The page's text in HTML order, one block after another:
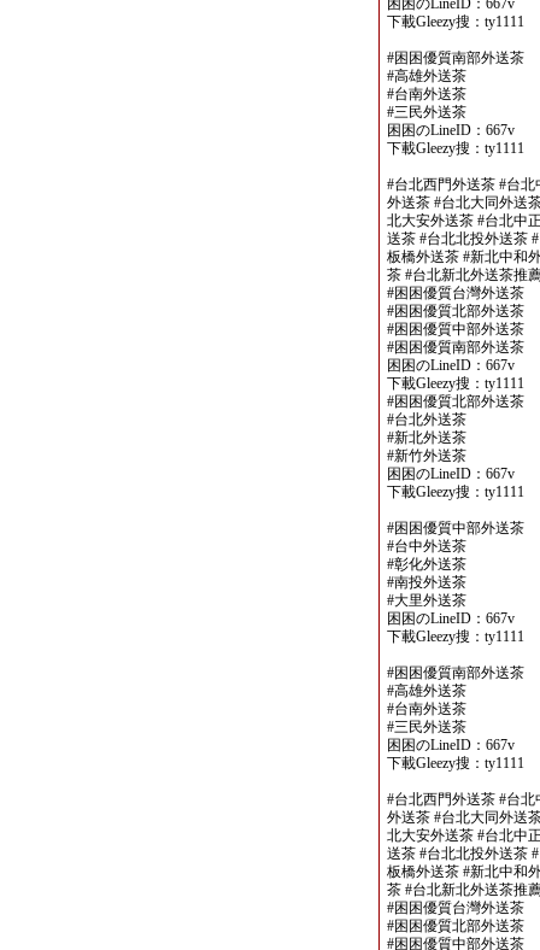
困困のLineID：667v
下載Gleezy搜：ty1111
#困困優質南部外送茶
#高雄外送茶
#台南外送茶
#三民外送茶
困困のLineID：667v
下載Gleezy搜：ty1111
#台北西門外送茶 #台
外送茶 #台北大同外送
北大安外送茶 #台北中
送茶 #台北北投外送茶
板橋外送茶 #新北中和
茶 #台北新北外送茶推
#困困優質台灣外送茶
#困困優質北部外送茶
#困困優質中部外送茶
#困困優質南部外送茶
困困のLineID：667v
下載Gleezy搜：ty1111
#困困優質北部外送茶
#台北外送茶
#新北外送茶
#新竹外送茶
困困のLineID：667v
下載Gleezy搜：ty1111
#困困優質中部外送茶
#台中外送茶
#彰化外送茶
#南投外送茶
#大里外送茶
困困のLineID：667v
下載Gleezy搜：ty1111
#困困優質南部外送茶
#高雄外送茶
#台南外送茶
#三民外送茶
困困のLineID：667v
下載Gleezy搜：ty1111
#台北西門外送茶 #台
外送茶 #台北大同外送
北大安外送茶 #台北中
送茶 #台北北投外送茶
板橋外送茶 #新北中和
茶 #台北新北外送茶推
#困困優質台灣外送茶
#困困優質北部外送茶
#困困優質中部外送茶